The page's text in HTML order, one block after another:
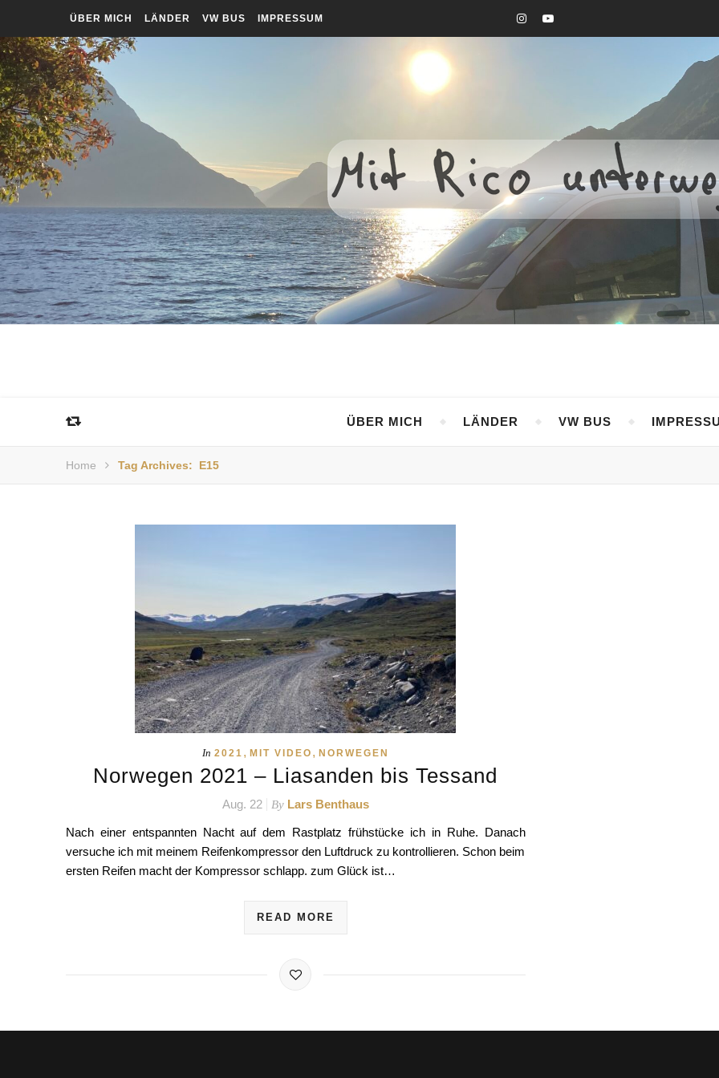
ÜBER MICH LÄNDER VW BUS IMPRESSUM
ÜBER MICH LÄNDER VW BUS
Home Tag Archives: E15
In 2021 , MIT VIDEO , NORWEGEN
Norwegen 2021 – Liasanden bis Tessand
Aug. 22 By Lars Benthaus
Nach einer entspannten Nacht auf dem Rastplatz frühstücke ich in Ruhe. Danach
versuche ich mit meinem Reifenkompressor den Luftdruck zu kontrollieren. Schon beim
ersten Reifen macht der Kompressor schlapp. zum Glück ist…
READ MORE